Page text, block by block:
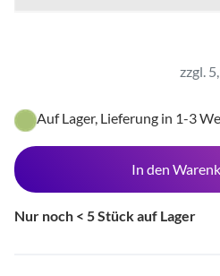
zzgl.
Auf Lager, Lieferung in 1-3
In den
Nur noch < 5 Stück auf Lager